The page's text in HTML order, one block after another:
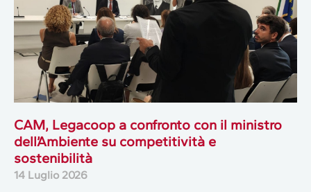
CAM, Legacoop a confronto con il ministro
dell’Ambiente su competitività e
sostenibilità
14 Luglio 2026